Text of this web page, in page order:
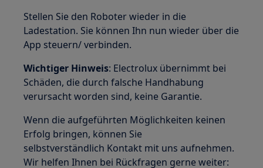
Stellen Sie den Roboter wieder in die
Ladestation. Sie können Ihn nun wieder über die
App steuern/ verbinden.
Wichtiger Hinweis: Electrolux übernimmt bei
Schäden, die durch falsche Handhabung
verursacht worden sind, keine Garantie.
Wenn die aufgeführten Möglichkeiten keinen
Erfolg bringen, können Sie
selbstverständlich Kontakt mit uns aufnehmen.
Wir helfen Ihnen bei Rückfragen gerne weiter: